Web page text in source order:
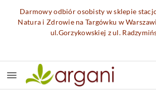
Przejdź do treści głównej
Przejdź do wyszukiwarki
Przejdź do moje konto
Przejdź do menu głównego
Przejdź do opisu produktu
Przejdź do stopki
Darmowy odbiór osobisty w sklepie
Natura i Zdrowie na Targówku w
ul.Gorzykowskiej z ul.